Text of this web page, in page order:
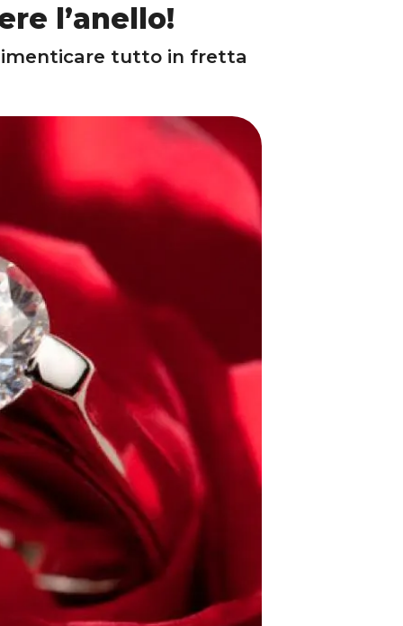
l’anello!
tutto in fretta